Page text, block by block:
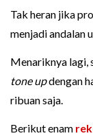
Tak heran jika
menjadi andalan
Menariknya lagi,
tone updengan
ribuan saja.
Berikut enam